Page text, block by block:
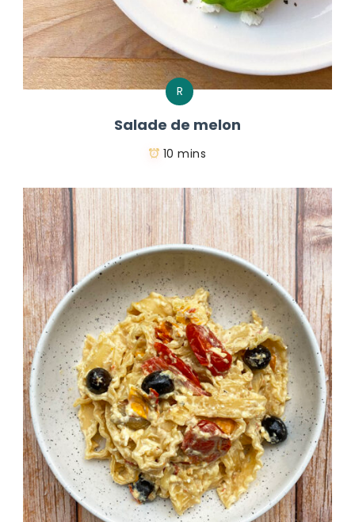
R
Salade de melon
10 mins